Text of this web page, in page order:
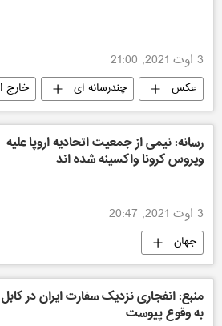
3 اوت 2021, 21:00
عکس چندرسانه ای خارج
رسانه: نیمی از جمعیت اتحادیه اروپا علیه
ویروس کرونا واکسینه شده اند
3 اوت 2021, 20:47
جهان
منبع: انفجاری نزدیک سفارت ایران در کابل
به وقوع پیوست